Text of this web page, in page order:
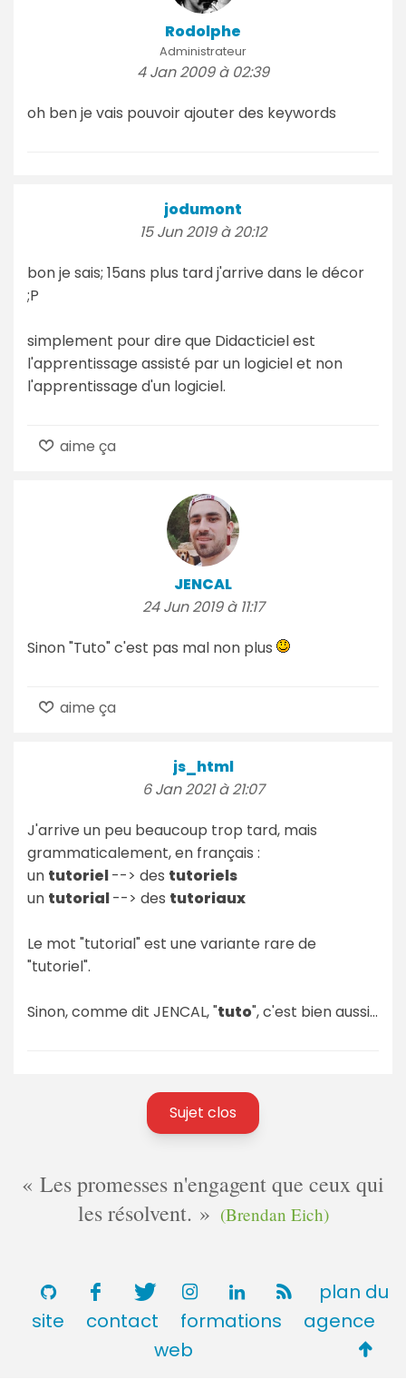
Rodolphe
Administrateur
4 Jan 2009 à 02:39
oh ben je vais pouvoir ajouter des keywords
jodumont
15 Jun 2019 à 20:12
bon je sais; 15ans plus tard j'arrive dans le décor
;P
simplement pour dire que Didacticiel est
l'apprentissage assisté par un logiciel et non
l'apprentissage d'un logiciel.
aime ça
JENCAL
24 Jun 2019 à 11:17
Sinon "Tuto" c'est pas mal non plus
aime ça
js_html
6 Jan 2021 à 21:07
J'arrive un peu beaucoup trop tard, mais
grammaticalement, en français :
un tutoriel--> des tutoriels
un tutorial--> des tutoriaux
Le mot "tutorial" est une variante rare de
"tutoriel".
Sinon, comme dit JENCAL, "tuto", c'est bien aussi...
Sujet clos
Les promesses n'engagent que ceux qui
les résolvent.
(Brendan Eich)
plan du
site
contact formations
agence
web